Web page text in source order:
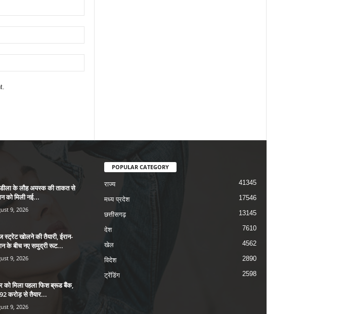
के लौह अयस्क की ताकत से
को मिली नई...
9, 2026
स्ट्रेट खोलने की तैयारी, ईरान-
के बीच नए समुद्री रूट...
9, 2026
को मिला पहला फिश ब्रूड बैंक,
करोड़ से तैयार...
9, 2026
POPULAR CATEGORY
राज्य 41345
मध्य प्रदेश 17546
छत्तीसगढ़ 13145
देश 7610
खेल 4562
विदेश 2890
ट्रेंडिंग 2598